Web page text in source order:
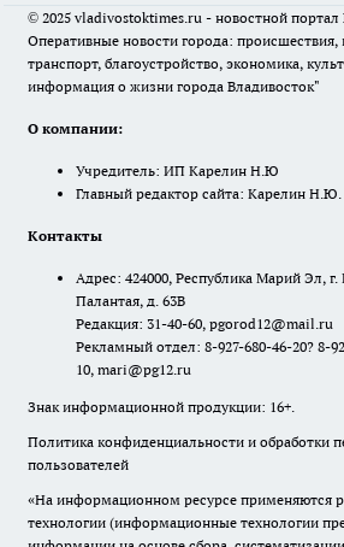
© 2025 vladivostoktimes.ru - новостной портал
Оперативные новости города:
транспорт, благоустройство, экономика,
информация о жизни города Владивосток"
О компании:
Учредитель: ИП Карелин Н.Ю
Главный редактор сайта: Карелин Н.Ю.
Контакты
Адрес: 424000, Республика Марий Эл,
Палантая, д. 63В
Редакция: 31-40-60, pgorod12@mail.ru
Рекламный отдел: 8-927-680-46-20? 8-
10, mari@pg12.ru
Знак информационной продукции: 16+.
Политика конфиденциальности и обработки
пользователей
«На информационном ресурсе применяются
технологии (информационные технологии